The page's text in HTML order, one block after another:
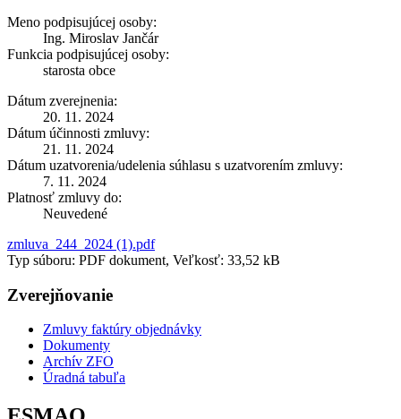
Meno podpisujúcej osoby:
Ing. Miroslav Jančár
Funkcia podpisujúcej osoby:
starosta obce
Dátum zverejnenia:
20. 11. 2024
Dátum účinnosti zmluvy:
21. 11. 2024
Dátum uzatvorenia/udelenia súhlasu s uzatvorením zmluvy:
7. 11. 2024
Platnosť zmluvy do:
Neuvedené
zmluva_244_2024 (1).pdf
Typ súboru: PDF dokument, Veľkosť: 33,52 kB
Zverejňovanie
Zmluvy faktúry objednávky
Dokumenty
Archív ZFO
Úradná tabuľa